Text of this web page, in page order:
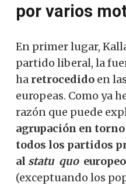
por varios
En primer lugar,
partido liberal, la
ha retrocedido en
europeas. Como ya
razón que puede
agrupación en torno
todos los partidos
al statu quoeuropeo
(exceptuando los